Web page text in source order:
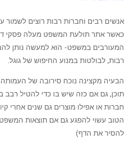
אנשים רבים וחברות רבות רוצים לשמור
כאשר אתר תולעת המשפט מעלה פסקי
המעורבים במשפט- הוא למעשה נותן
רבות, לבולטות במנוע החיפוש של גוגל.
הבעיה מקצינה נוכח סירובה של
תוכן, גם אם כזה שיש בו כדי להטיל
חברות או אפילו מוצרים גם שנים אחרי
הטוב עשוי להפגע גם אם תוצאות
להסיר את הדף)